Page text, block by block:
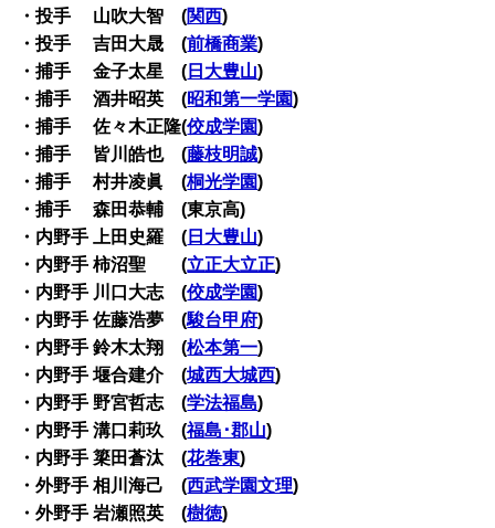
・投手 山吹大智 (関西)
・投手 吉田大晟 (前橋商業)
・捕手 金子太星 ( 日大豊山)
・捕手 酒井昭英 (昭和第一学園)
・捕手 佐々木正隆(佼成学園)
・捕手 皆川皓也 (藤枝明誠)
・捕手 村井凌眞 (桐光学園)
・捕手 森田恭輔 (東京高)
・内野手 上田史羅 ( 日大豊山)
・内野手 柿沼聖 (立正大立正)
・内野手 川口大志 (佼成学園)
・内野手 佐藤浩夢 (駿台甲府)
・内野手 鈴木太翔 (松本第一)
・内野手 堰合建介 (城西大城西)
・内野手 野宮哲志 (学法福島)
・内野手 溝口莉玖 (福島･郡山)
・内野手 簗田蒼汰 (花巻東)
・外野手 相川海己 (西武学園文理)
・外野手 岩瀬照英 (樹徳)